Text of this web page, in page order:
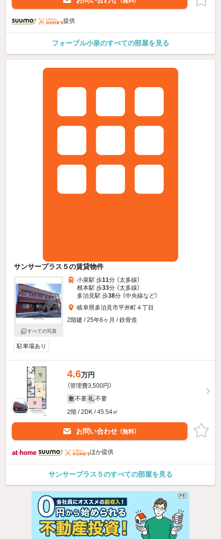
提供
フォーブル小泉のすべての部屋を見る
サンサープラス５の賃貸物件
すべての写真
小泉駅 歩11分 （太多線）
根本駅 歩33分 （太多線）
多治見駅 歩38分 （中央線など）
岐阜県多治見市平井町４丁目
2階建 / 25年6ヶ月 / 鉄骨造
駐車場あり
4.6万円
（管理費3,500円）
敷 不要 礼 不要
2階 / 2DK / 45.54㎡
お問い合わせ （無料）
ほか提供
サンサープラス５のすべての部屋を見る